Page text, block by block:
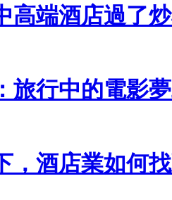
高端酒店過了
旅行中的電影
，酒店業如何